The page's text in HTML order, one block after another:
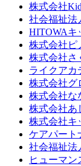
株式会社
社会福祉法
HITOWAキ
株式会社ピ
株式会社さ
ライクアカ
株式会社グ
株式会社な
株式会社あ
株式会社キ
ケアパート
社会福祉法
ヒューマ